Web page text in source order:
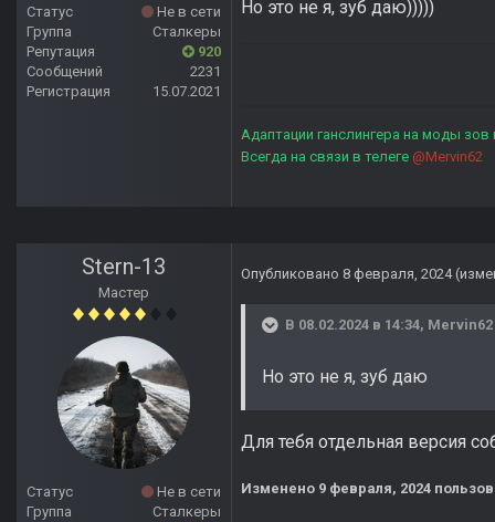
Статус
Не в сети
Группа
Сталкеры
Репутация
920
Сообщений
2231
Регистрация
15.07.2021
Но это не я, зуб даю)))))
Адаптации ганслингера на моды зов
Всегда на связи в телеге @Mervin62
Stern-13
Мастер
Статус
Не в сети
Группа
Сталкеры
Опубликовано 8 февраля, 2024
В 08.02.2024 в 14:34, Mervin62
Но это не я, зуб даю
Для тебя отдельная версия
Изменено 9 февраля, 2024